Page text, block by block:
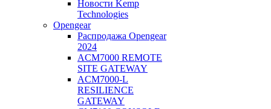
Новости Kemp
Technologies
Opengear
Распродажа Opengear
2024
ACM7000 REMOTE
SITE GATEWAY
ACM7000-L
RESILIENCE
GATEWAY